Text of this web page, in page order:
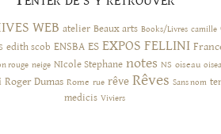
WEB atelier Beaux arts Books/Livres camille
edith scob ENSBA ES EXPOS FELLINI
rouge neige NIcole Stephane notes NS oiseau
Roger Dumas Rome rue rêve Rêves Sans nom
medicis Viviers